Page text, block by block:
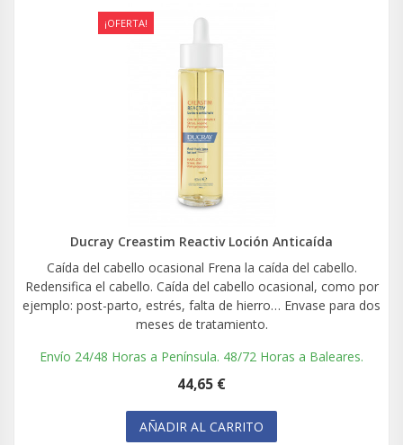
¡OFERTA!
Ducray Creastim Reactiv Loción Anticaída
Caída del cabello ocasional Frena la caída del cabello.
Redensifica el cabello. Caída del cabello ocasional, como por
ejemplo: post-parto, estrés, falta de hierro… Envase para dos
meses de tratamiento.
Envío 24/48 Horas a Península. 48/72 Horas a Baleares.
44,65 €
AÑADIR AL CARRITO